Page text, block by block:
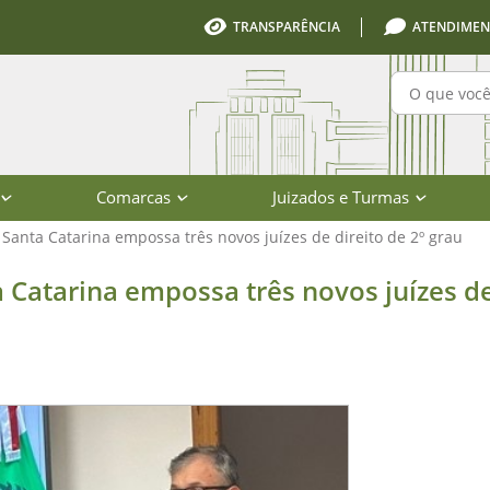
TRANSPARÊNCIA
Comarcas Juizados e Turmas
Catarina empossa três novos juízes de direito de 2º grau
empossa três novos juízes de
empossa três novos juízes